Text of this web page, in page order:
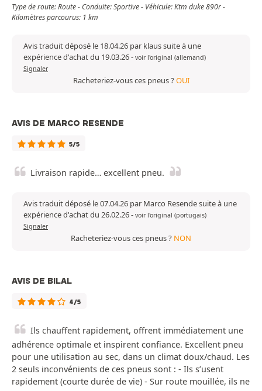
Type de route: Route - Conduite: Sportive - Véhicule: Ktm duke 890r -
Kilomètres parcourus: 1 km
Avis traduit déposé le 18.04.26 par klaus suite à une
expérience d'achat du 19.03.26- voir l'original (allemand)
Signaler
Racheteriez-vous ces pneus ?OUI
AVIS DE MARCO RESENDE
5/5
Livraison rapide… excellent pneu.
Avis traduit déposé le 07.04.26 par Marco Resende suite à une
expérience d'achat du 26.02.26- voir l'original (portugais)
Signaler
Racheteriez-vous ces pneus ? NON
AVIS DE BILAL
4/5
Ils chauffent rapidement, offrent immédiatement une
adhérence optimale et inspirent confiance. Excellent pneu
pour une utilisation au sec, dans un climat doux/chaud. Les
2 seuls inconvénients de ces pneus sont : - Ils s’usent
rapidement (courte durée de vie) - Sur route mouillée, ils ne